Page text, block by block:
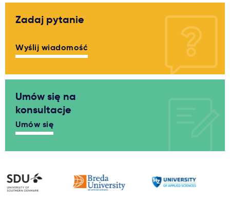
Zadaj pytanie
Wyślij wiadomość
Umów się na
konsultacje
Umów się